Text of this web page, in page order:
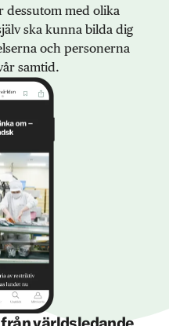
dessutom med olika
ska kunna bilda dig
och personerna
samtid.